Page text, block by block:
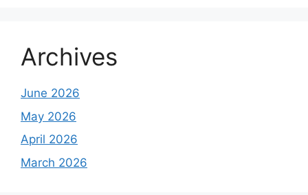
Archives
June 2026
May 2026
April 2026
March 2026